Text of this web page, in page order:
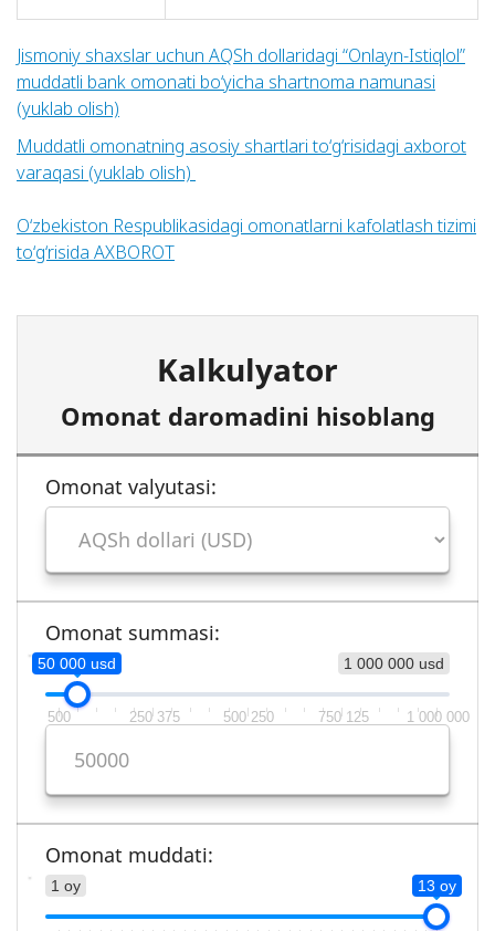
Jismoniy shaxslar uchun AQSh dollaridagi “Onlayn-Istiqlol”
muddatli bank omonati bo‘yicha shartnoma namunasi
(yuklab olish)
Muddatli omonatning asosiy shartlari to‘g‘risidagi axborot
varaqasi (yuklab olish)
O‘zbekiston Respublikasidagi omonatlarni kafolatlash tizimi
to‘g‘risida AXBOROT
Kalkulyator
Omonat daromadini hisoblang
Omonat valyutasi:
Omonat summasi:
1 000 000 usd
50 000 usd
500 250 375 500 250 750 125 1 000 000
Omonat muddati:
1 oy 13 oy